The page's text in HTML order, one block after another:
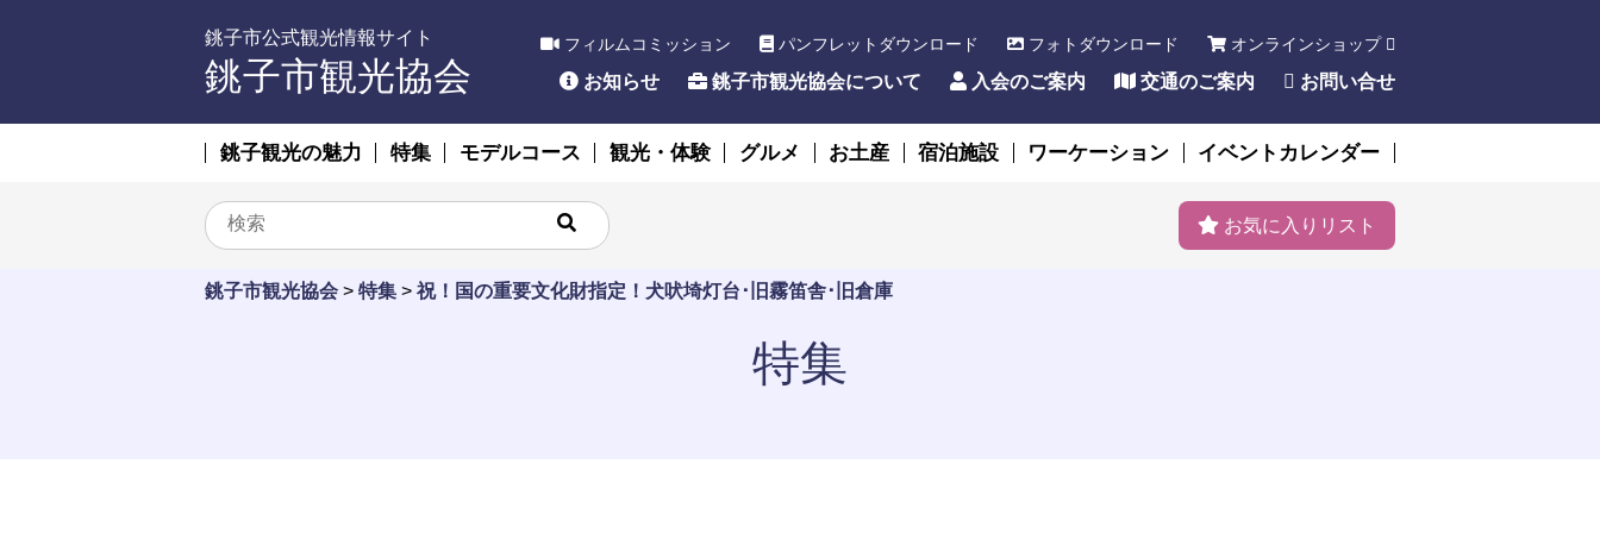
銚子市公式観光情報サイト
銚子市観光協会
フィルムコミッション パンフレットダウンロード フォトダウンロード オンラインショップ
お知らせ 銚子市観光協会について 入会のご案内 交通のご案内 お問い合せ
銚子観光の魅力 特集 モデルコース 観光・体験 グルメ お土産 宿泊施設 ワーケーション イベントカレンダー
お気に入りリスト
銚子市観光協会 > 特集 > 祝！国の重要文化財指定！犬吠埼灯台･旧霧笛舎･旧倉庫
特集